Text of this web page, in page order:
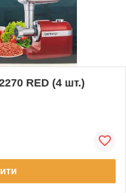
RED (4 шт.)